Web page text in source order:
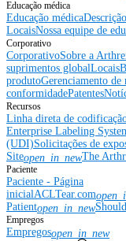
Educação médica
Educação médica
LocaisNossa equipe de
Corporativo
CorporativoSobre a
suprimentos globalLocais
produtoGerenciamento de
conformidadePatentes
Recursos
Linha direta de
Enterprise Labeling
(UDI)Solicitações de
Siteopen_in_newThe
Paciente
Paciente - Página
inicialACLTear.com
Patientopen_in_new
Empregos
Empregosopen_in_new